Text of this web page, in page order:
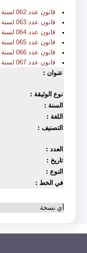
قانون عدد 062 لسنة 2001
قانون عدد 063 لسنة 2001
قانون عدد 064 لسنة 2001
قانون عدد 065 لسنة 2001
قانون عدد 066 لسنة 2001
قانون عدد 067 لسنة 2001
عنوان :
نوع الوثيقة :
السنة :
اللغة :
التصنيف :
العدد :
تاريخ :
النوع :
في الخط :
أي نسخة